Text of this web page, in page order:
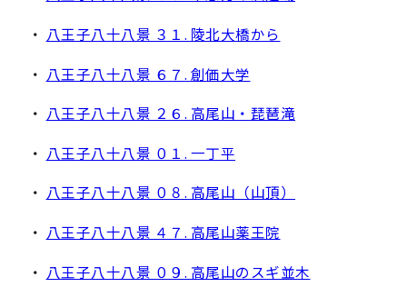
・ 八王子八十八景 ３１. 陵北大橋から
・ 八王子八十八景 ６７. 創価大学
・ 八王子八十八景 ２６. 高尾山・琵琶滝
・ 八王子八十八景 ０１. 一丁平
・ 八王子八十八景 ０８. 高尾山（山頂）
・ 八王子八十八景 ４７. 高尾山薬王院
・ 八王子八十八景 ０９. 高尾山のスギ並木